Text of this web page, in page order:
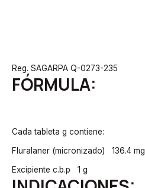
Reg. SAGARPA Q-0273-235
FÓRMULA:
Cada tableta g contiene:
Fluralaner (micronizado) 136.4 mg
Excipiente c.b.p 1 g